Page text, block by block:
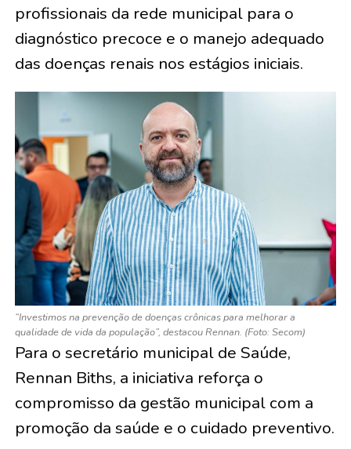
profissionais da rede municipal para o
diagnóstico precoce e o manejo adequado
das doenças renais nos estágios iniciais.
“Investimos na prevenção de doenças crônicas para melhorar a
qualidade de vida da população”, destacou Rennan. (Foto: Secom)
Para o secretário municipal de Saúde,
Rennan Biths, a iniciativa reforça o
compromisso da gestão municipal com a
promoção da saúde e o cuidado preventivo.